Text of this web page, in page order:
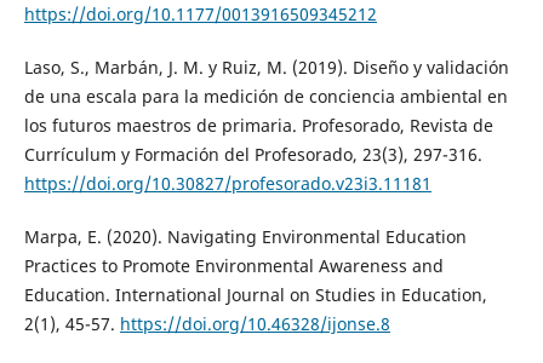
https://doi.org/10.1177/0013916509345212
Laso, S., Marbán, J. M. y Ruiz, M. (2019). Diseño y validación
de una escala para la medición de conciencia ambiental en
los futuros maestros de primaria. Profesorado, Revista de
Currículum y Formación del Profesorado, 23(3), 297-316.
https://doi.org/10.30827/profesorado.v23i3.11181
Marpa, E. (2020). Navigating Environmental Education
Practices to Promote Environmental Awareness and
Education. International Journal on Studies in Education,
2(1), 45-57. https://doi.org/10.46328/ijonse.8